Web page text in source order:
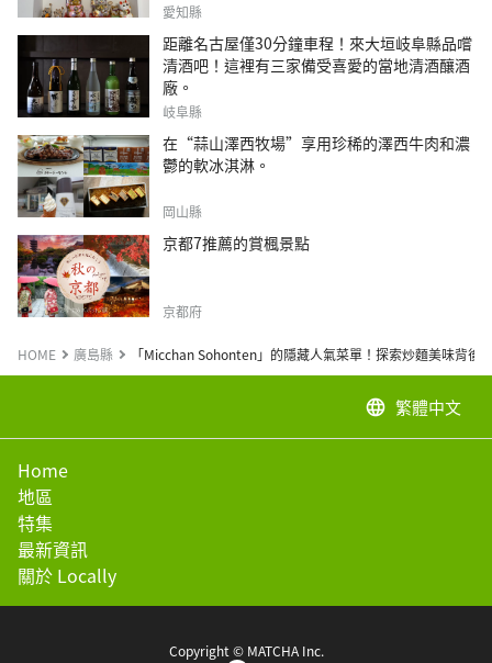
愛知縣
距離名古屋僅30分鐘車程！來大垣岐阜縣品嚐
清酒吧！這裡有三家備受喜愛的當地清酒釀酒
廠。
岐阜縣
在“蒜山澤西牧場”享用珍稀的澤西牛肉和濃
鬱的軟冰淇淋。
岡山縣
京都7推薦的賞楓景點
京都府
HOME 廣島縣 「Micchan Sohonten」的隱藏人氣菜單！探索炒麵美味背後
language 繁體中文
Home
地區
特集
最新資訊
關於 Locally
Copyright © MATCHA Inc.